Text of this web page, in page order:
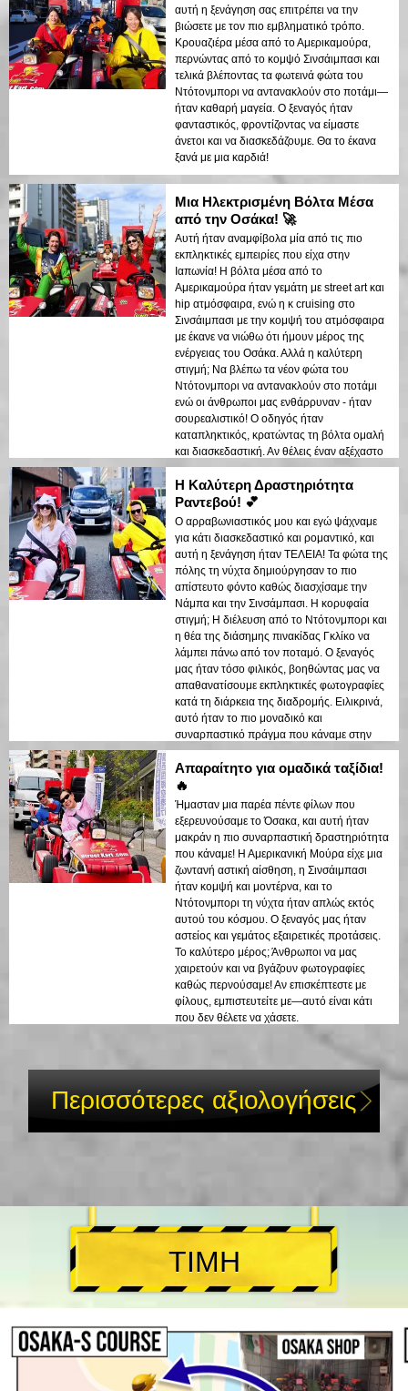
αυτή η ξενάγηση σας επιτρέπει να την
βιώσετε με τον πιο εμβληματικό τρόπο.
Κρουαζιέρα μέσα από το Αμερικαμούρα,
περνώντας από το κομψό Σινσάιμπασι και
τελικά βλέποντας τα φωτεινά φώτα του
Ντότονμπορι να αντανακλούν στο ποτάμι—
ήταν καθαρή μαγεία. Ο ξεναγός ήταν
φανταστικός, φροντίζοντας να είμαστε
άνετοι και να διασκεδάζουμε. Θα το έκανα
ξανά με μια καρδιά!
Μια Ηλεκτρισμένη Βόλτα Μέσα
από την Οσάκα! 🚀
Αυτή ήταν αναμφίβολα μία από τις πιο
εκπληκτικές εμπειρίες που είχα στην
Ιαπωνία! Η βόλτα μέσα από το
Αμερικαμούρα ήταν γεμάτη με street art και
hip ατμόσφαιρα, ενώ η κ cruising στο
Σινσάιμπασι με την κομψή του ατμόσφαιρα
με έκανε να νιώθω ότι ήμουν μέρος της
ενέργειας του Οσάκα. Αλλά η καλύτερη
στιγμή; Να βλέπω τα νέον φώτα του
Ντότονμπορι να αντανακλούν στο ποτάμι
ενώ οι άνθρωποι μας ενθάρρυναν - ήταν
σουρεαλιστικό! Ο οδηγός ήταν
καταπληκτικός, κρατώντας τη βόλτα ομαλή
και διασκεδαστική. Αν θέλεις έναν αξέχαστο
τρόπο να εξερευνήσεις το Οσάκα, αυτό
είναι!
Η Καλύτερη Δραστηριότητα
Ραντεβού! 💕
Ο αρραβωνιαστικός μου και εγώ ψάχναμε
για κάτι διασκεδαστικό και ρομαντικό, και
αυτή η ξενάγηση ήταν ΤΕΛΕΙΑ! Τα φώτα της
πόλης τη νύχτα δημιούργησαν το πιο
απίστευτο φόντο καθώς διασχίσαμε την
Νάμπα και την Σινσάμπασι. Η κορυφαία
στιγμή; Η διέλευση από το Ντότονμπορι και
η θέα της διάσημης πινακίδας Γκλίκο να
λάμπει πάνω από τον ποταμό. Ο ξεναγός
μας ήταν τόσο φιλικός, βοηθώντας μας να
απαθανατίσουμε εκπληκτικές φωτογραφίες
κατά τη διάρκεια της διαδρομής. Ειλικρινά,
αυτό ήταν το πιο μοναδικό και
συναρπαστικό πράγμα που κάναμε στην
Οσάκα!
Απαραίτητο για ομαδικά ταξίδια!
🔥
Ήμασταν μια παρέα πέντε φίλων που
εξερευνούσαμε το Όσακα, και αυτή ήταν
μακράν η πιο συναρπαστική δραστηριότητα
που κάναμε! Η Αμερικανική Μούρα είχε μια
ζωντανή αστική αίσθηση, η Σινσάιμπασι
ήταν κομψή και μοντέρνα, και το
Ντότονμπορι τη νύχτα ήταν απλώς εκτός
αυτού του κόσμου. Ο ξεναγός μας ήταν
αστείος και γεμάτος εξαιρετικές προτάσεις.
Το καλύτερο μέρος; Άνθρωποι να μας
χαιρετούν και να βγάζουν φωτογραφίες
καθώς περνούσαμε! Αν επισκέπτεστε με
φίλους, εμπιστευτείτε με—αυτό είναι κάτι
που δεν θέλετε να χάσετε.
Περισσότερες αξιολογήσεις
ΤΙΜΗ